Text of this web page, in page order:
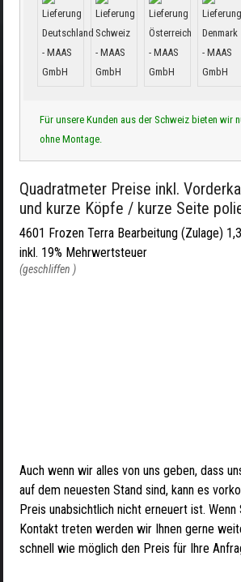
Für unsere Kunden aus der Schweiz bieten wir
ohne Montage.
Quadratmeter Preise inkl.
und kurze Köpfe / kurze Seite
4601 Frozen Terra Bearbeitung (Zulage)
inkl. 19% Mehrwertsteuer
(geschliffen )
Auch wenn wir alles von uns geben, dass
auf dem neuesten Stand sind, kann es
Preis unabsichtlich nicht erneuert ist. Wenn
Kontakt treten werden wir Ihnen gerne
schnell wie möglich den Preis für Ihre